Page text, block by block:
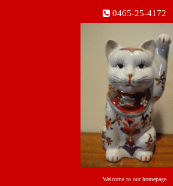
0465-25-4172
Welcome to our homepage